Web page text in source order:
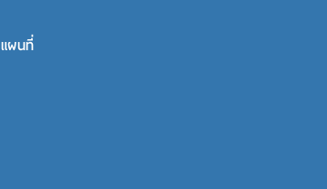
แผนที่